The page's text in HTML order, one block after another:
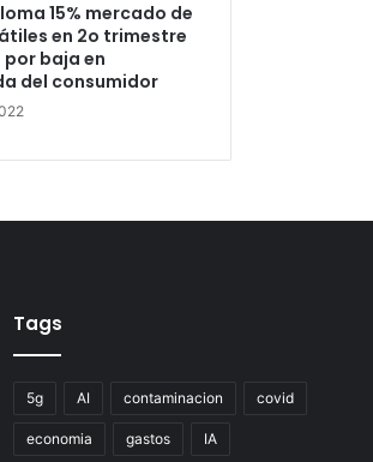
15% mercado de
en 2o trimestre
por baja en
del consumidor
Tags
5g AI contaminacion covid
economia gastos IA